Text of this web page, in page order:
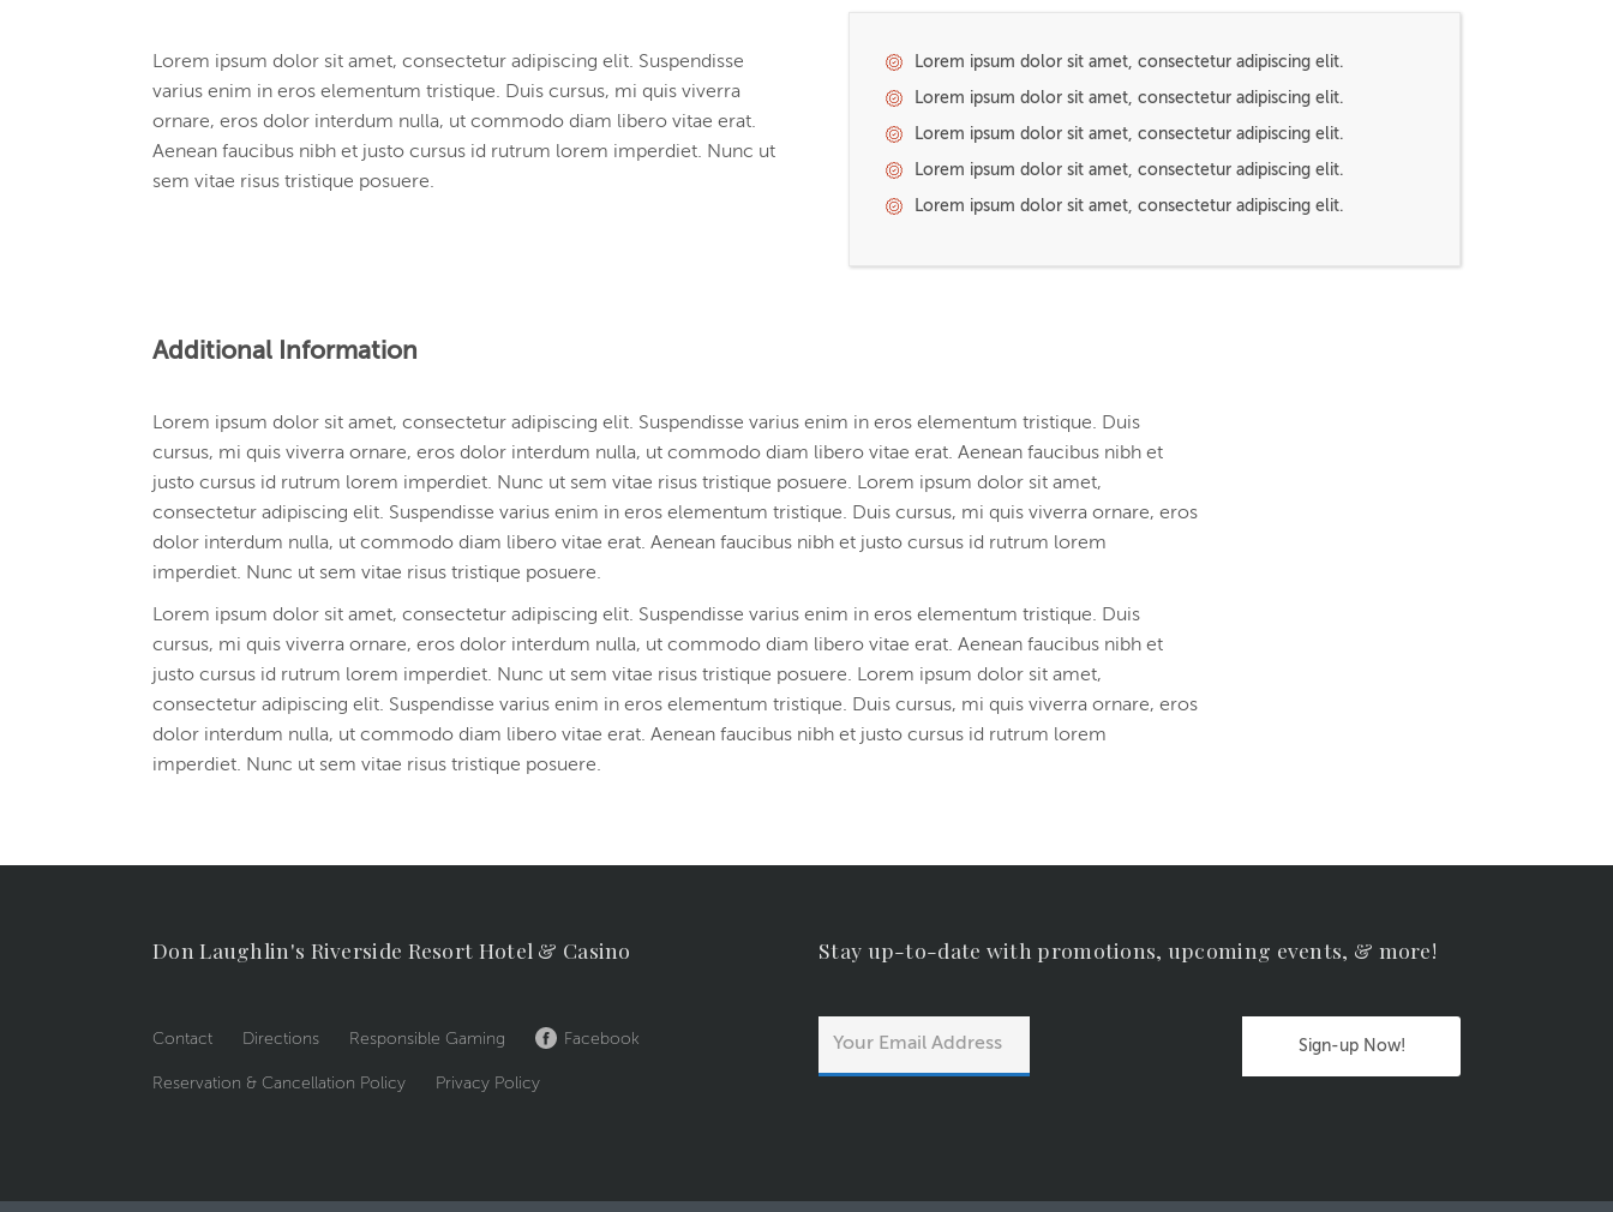
Lorem ipsum dolor sit amet, consectetur adipiscing elit. Suspendisse
varius enim in eros elementum tristique. Duis cursus, mi quis viverra
ornare, eros dolor interdum nulla, ut commodo diam libero vitae erat.
Aenean faucibus nibh et justo cursus id rutrum lorem imperdiet. Nunc ut
sem vitae risus tristique posuere.
Lorem ipsum dolor sit amet, consectetur adipiscing elit.
Lorem ipsum dolor sit amet, consectetur adipiscing elit.
Lorem ipsum dolor sit amet, consectetur adipiscing elit.
Lorem ipsum dolor sit amet, consectetur adipiscing elit.
Lorem ipsum dolor sit amet, consectetur adipiscing elit.
Additional Information
Lorem ipsum dolor sit amet, consectetur adipiscing elit. Suspendisse varius enim in eros elementum tristique. Duis
cursus, mi quis viverra ornare, eros dolor interdum nulla, ut commodo diam libero vitae erat. Aenean faucibus nibh et
justo cursus id rutrum lorem imperdiet. Nunc ut sem vitae risus tristique posuere. Lorem ipsum dolor sit amet,
consectetur adipiscing elit. Suspendisse varius enim in eros elementum tristique. Duis cursus, mi quis viverra ornare, eros
dolor interdum nulla, ut commodo diam libero vitae erat. Aenean faucibus nibh et justo cursus id rutrum lorem
imperdiet. Nunc ut sem vitae risus tristique posuere.
Lorem ipsum dolor sit amet, consectetur adipiscing elit. Suspendisse varius enim in eros elementum tristique. Duis
cursus, mi quis viverra ornare, eros dolor interdum nulla, ut commodo diam libero vitae erat. Aenean faucibus nibh et
justo cursus id rutrum lorem imperdiet. Nunc ut sem vitae risus tristique posuere. Lorem ipsum dolor sit amet,
consectetur adipiscing elit. Suspendisse varius enim in eros elementum tristique. Duis cursus, mi quis viverra ornare, eros
dolor interdum nulla, ut commodo diam libero vitae erat. Aenean faucibus nibh et justo cursus id rutrum lorem
imperdiet. Nunc ut sem vitae risus tristique posuere.
Don Laughlin's Riverside Resort Hotel & Casino
Contact Directions Responsible Gaming Facebook
Reservation & Cancellation Policy Privacy Policy
Stay up-to-date with promotions, upcoming events, & more!